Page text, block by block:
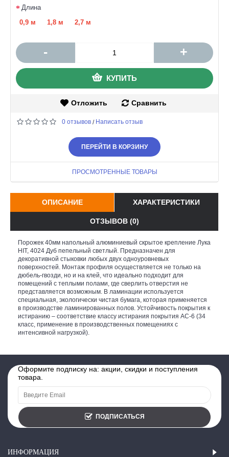
Длина
0,9 м
1,8 м 2,7 м
- +
КУПИТЬ
Отложить Сравнить
0 отзывов / Написать отзыв
ПЕРЕЙТИ В КОРЗИНУ
ПРОСМОТРЕННЫЕ ТОВАРЫ
ОПИСАНИЕ ХАРАКТЕРИСТИКИ
ОТЗЫВОВ (0)
Порожек 40мм напольный алюминиевый скрытое крепление Лука
HIT, 4024 Дуб пепельный светлый. Предназначен для
декоративной стыковки любых двух одноуровневых
поверхностей. Монтаж профиля осуществляется не только на
дюбель-гвозди, но и на клей, что идеально подходит для
помещений с теплыми полами, где сверлить отверстия не
представляется возможным. В ламинации используется
специальная, экологически чистая бумага, которая применяется
в производстве ламинированных полов. Устойчивость покрытия к
истиранию – соответствие классу истирания покрытия АС-6 (34
класс, применение в производственных помещениях с
интенсивной нагрузкой).
Оформите подписку на: акции, скидки и поступления
товара.
ПОДПИСАТЬСЯ
ИНФОРМАЦИЯ